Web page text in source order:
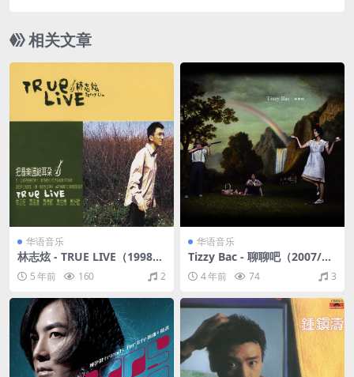
相关文章
华语音乐
林志炫 - TRUE LIVE（1998/F
LAC/分轨/313M）
5 年前 160 2
华语音乐
Tizzy Bac - 聊聊吧（2007/FL
AC/分轨/761M）
4 年前 74 3